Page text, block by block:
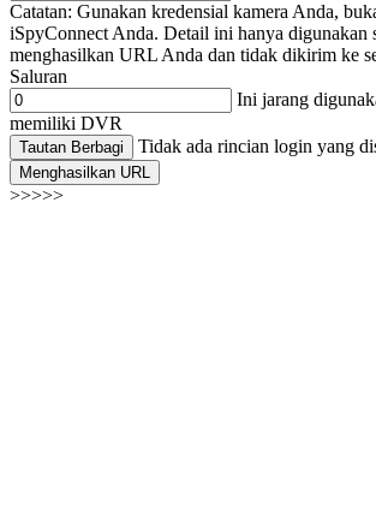
Catatan: Gunakan kredensial kamera Anda,
iSpyConnect Anda. Detail ini hanya digunakan
menghasilkan URL Anda dan tidak dikirim ke
Saluran
Ini jarang
memiliki DVR
Tautan Berbagi Tidak ada rincian login yang
Menghasilkan URL
>>>>>